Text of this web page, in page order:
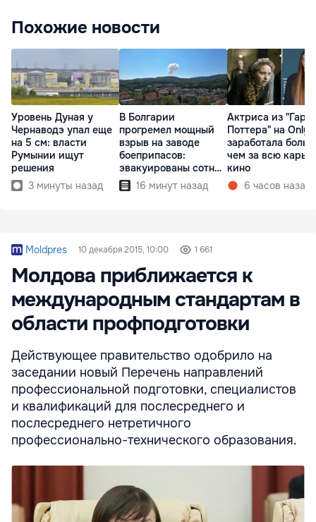
Похожие новости
Уровень Дуная у
Чернаводэ упал еще
на 5 см: власти
Румынии ищут
решения
3 минуты назад
В Болгарии
прогремел мощный
взрыв на заводе
боеприпасов:
эвакуированы сотни
людей16 минут назад
Актриса из
Поттера" на
заработала
чем за всю
кино
6 часов назад
Moldpres 10 декабря 2015, 10:00 1 661
Молдова приближается к
международным стандартам в
области профподготовки
Действующее правительство одобрило на
заседании новый Перечень направлений
профессиональной подготовки, специалистов
и квалификаций для послесреднего и
послесреднего нетретичного
профессионально-технического образования.